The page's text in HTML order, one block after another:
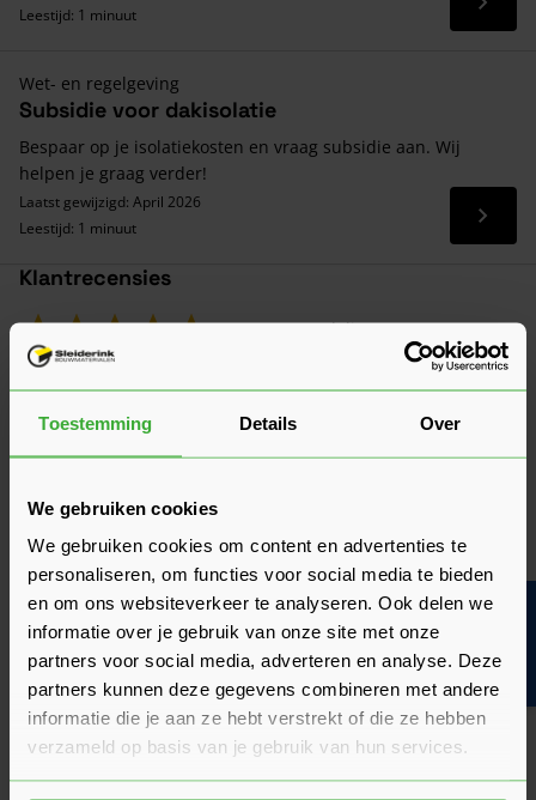
Toestemming Details Over
We gebruiken cookies
We gebruiken cookies om content en advertenties te
personaliseren, om functies voor social media te bieden
en om ons websiteverkeer te analyseren. Ook delen we
informatie over je gebruik van onze site met onze
partners voor social media, adverteren en analyse. Deze
partners kunnen deze gegevens combineren met andere
informatie die je aan ze hebt verstrekt of die ze hebben
verzameld op basis van je gebruik van hun services.
Leestijd: 1 minuut
Lees
Wet- en regelgeving
Subsidie voor dakisolatie
Bespaar op je isolatiekosten en vraag subsidie aan. Wij
helpen je graag verder!
Laatst gewijzigd: April 2026
Leestijd: 1 minuut
Lees
Klantrecensies
9.3/10(6 Beoordelingen)
Beoordelingen
4 beoordelingen
4
sterren
sterren
0 beoordelingen
1 ster
0 beoordelingen
Beoordeling schrijven